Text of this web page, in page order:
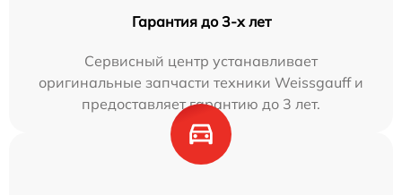
Гарантия до 3-х лет
Сервисный центр устанавливает
оригинальные запчасти техники Weissgauff и
предоставляет гарантию до 3 лет.